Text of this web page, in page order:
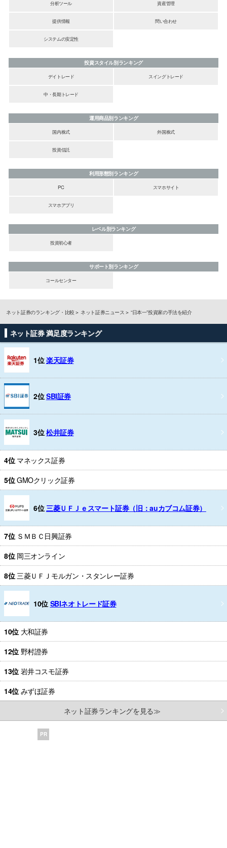
分析ツール 資産管理
提供情報 問い合わせ
システムの安定性
投資スタイル別ランキング
デイトレード
スイングトレード
中・長期トレード
運用商品別ランキング
国内株式
外国株式
投資信託
利用形態別ランキング
PC
スマホサイト
スマホアプリ
レベル別ランキング
投資初心者
サポート別ランキング
コールセンター
ネット証券のランキング・比較 ネット証券ニュース “日本一”投資家の手法を紹介
ネット証券 満足度ランキング
1位楽天証券
2位SBI証券
3位松井証券
4位 マネックス証券
5位GMOクリック証券
6位 三菱ＵＦＪｅスマート証券（旧：auカブコム証券）
7位 ＳＭＢＣ日興証券
8位 岡三オンライン
8位 三菱ＵＦＪモルガン・スタンレー証券
10位 SBIネオトレード証券
10位 大和証券
12位 野村證券
13位 岩井コスモ証券
14位 みずほ証券
ネット証券ランキングを見る≫
PR